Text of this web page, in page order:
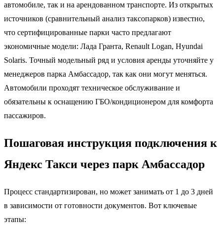
автомобиле, так и на арендованном транспорте. Из открытых
источников (сравнительный анализ таксопарков) известно,
что сертифицированные парки часто предлагают
экономичные модели: Лада Гранта, Renault Logan, Hyundai
Solaris. Точный модельный ряд и условия аренды уточняйте у
менеджеров парка Амбассадор, так как они могут меняться.
Автомобили проходят техническое обслуживание и
обязательны к оснащению ГБО/кондиционером для комфорта
пассажиров.
Пошаговая инструкция подключения к
Яндекс Такси через парк Амбассадор
Процесс стандартизирован, но может занимать от 1 до 3 дней
в зависимости от готовности документов. Вот ключевые
этапы: